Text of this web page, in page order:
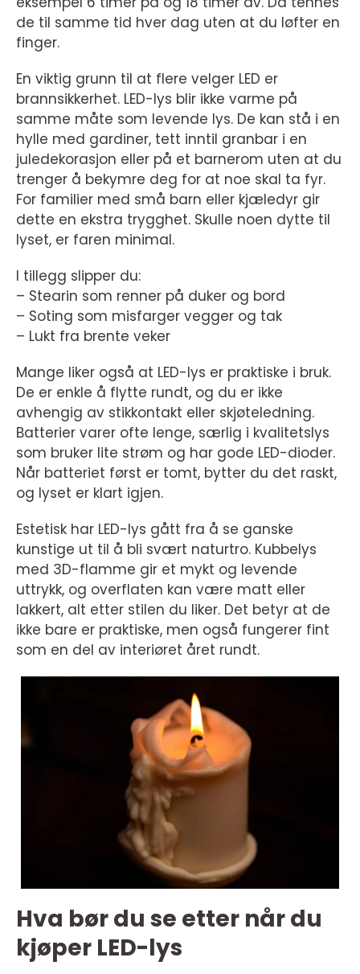
de til samme tid hver dag uten at du løfter en
finger.
En viktig grunn til at flere velger LED er
brannsikkerhet. LED-lys blir ikke varme på
samme måte som levende lys. De kan stå i en
hylle med gardiner, tett inntil granbar i en
juledekorasjon eller på et barnerom uten at du
trenger å bekymre deg for at noe skal ta fyr.
For familier med små barn eller kjæledyr gir
dette en ekstra trygghet. Skulle noen dytte til
lyset, er faren minimal.
I tillegg slipper du:
– Stearin som renner på duker og bord
– Soting som misfarger vegger og tak
– Lukt fra brente veker
Mange liker også at LED-lys er praktiske i bruk.
De er enkle å flytte rundt, og du er ikke
avhengig av stikkontakt eller skjøteledning.
Batterier varer ofte lenge, særlig i kvalitetslys
som bruker lite strøm og har gode LED-dioder.
Når batteriet først er tomt, bytter du det raskt,
og lyset er klart igjen.
Estetisk har LED-lys gått fra å se ganske
kunstige ut til å bli svært naturtro. Kubbelys
med 3D-flamme gir et mykt og levende
uttrykk, og overflaten kan være matt eller
lakkert, alt etter stilen du liker. Det betyr at de
ikke bare er praktiske, men også fungerer fint
som en del av interiøret året rundt.
Hva bør du se etter når du
kjøper LED-lys